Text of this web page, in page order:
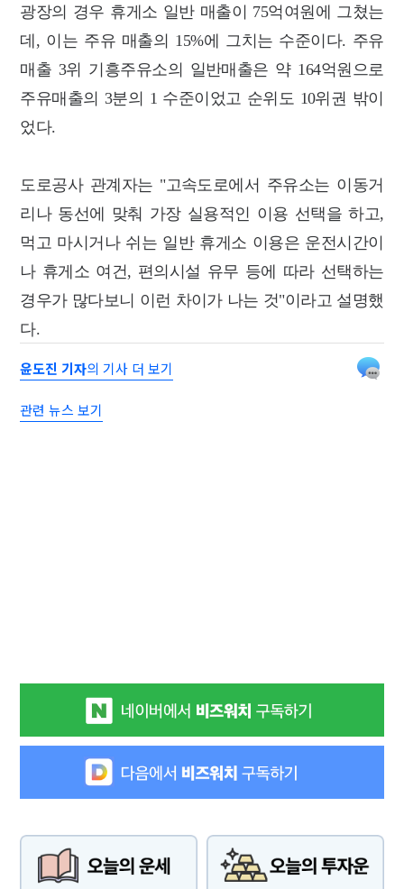
광장의 경우 휴게소 일반 매출이 75억여원에 그쳤는
데, 이는 주유 매출의 15%에 그치는 수준이다. 주유
매출 3위 기흥주유소의 일반매출은 약 164억원으로
주유매출의 3분의 1 수준이었고 순위도 10위권 밖이
었다.
도로공사 관계자는 "고속도로에서 주유소는 이동거
리나 동선에 맞춰 가장 실용적인 이용 선택을 하고,
먹고 마시거나 쉬는 일반 휴게소 이용은 운전시간이
나 휴게소 여건, 편의시설 유무 등에 따라 선택하는
경우가 많다보니 이런 차이가 나는 것"이라고 설명했
다.
윤도진 기자의 기사 더 보기
관련 뉴스 보기